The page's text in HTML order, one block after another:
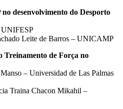
desenvolvimento do Desporto
UNIFESP
Leite de Barros – UNICAMP
Treinamento de Força no
– Universidad de Las Palmas
Traina Chacon Mikahil –